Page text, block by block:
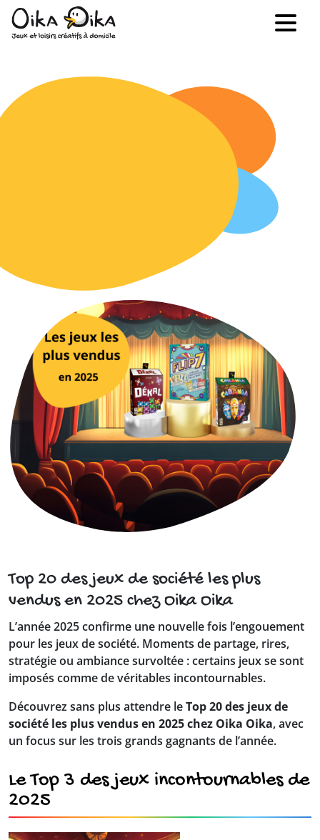
Top 20 des jeux de société les plus
vendus en 2025 chez Oika Oika
L’année 2025 confirme une nouvelle fois l’engouement
pour les jeux de société. Moments de partage, rires,
stratégie ou ambiance survoltée : certains jeux se sont
imposés comme de véritables incontournables.
Découvrez sans plus attendre leTop 20 des jeux de
société les plus vendus en 2025 chez Oika Oika, avec
un focus sur les trois grands gagnants de l’année.
Le Top 3 des jeux incontournables de
2025